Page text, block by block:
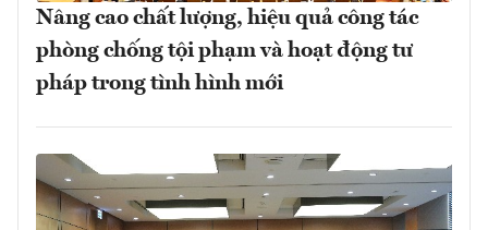
Nâng cao chất lượng, hiệu quả công tác
phòng chống tội phạm và hoạt động tư
pháp trong tình hình mới